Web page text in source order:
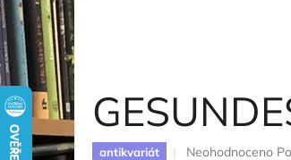
antikvariát
Průměrné
Neohodnoceno